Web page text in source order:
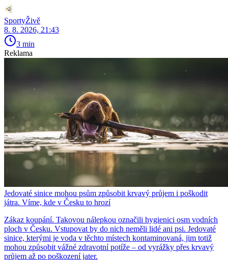
SportyŽivě
8. 8. 2026, 21:43
3 min
Reklama
Jedovaté sinice mohou psům způsobit krvavý průjem i poškodit
játra. Víme, kde v Česku to hrozí
Zákaz koupání. Takovou nálepkou označili hygienici osm vodních
ploch v Česku. Vstupovat by do nich neměli lidé ani psi. Jedovaté
sinice, kterými je voda v těchto místech kontaminovaná, jim totiž
mohou způsobit vážné zdravotní potíže – od vyrážky přes krvavý
průjem až po poškození jater.